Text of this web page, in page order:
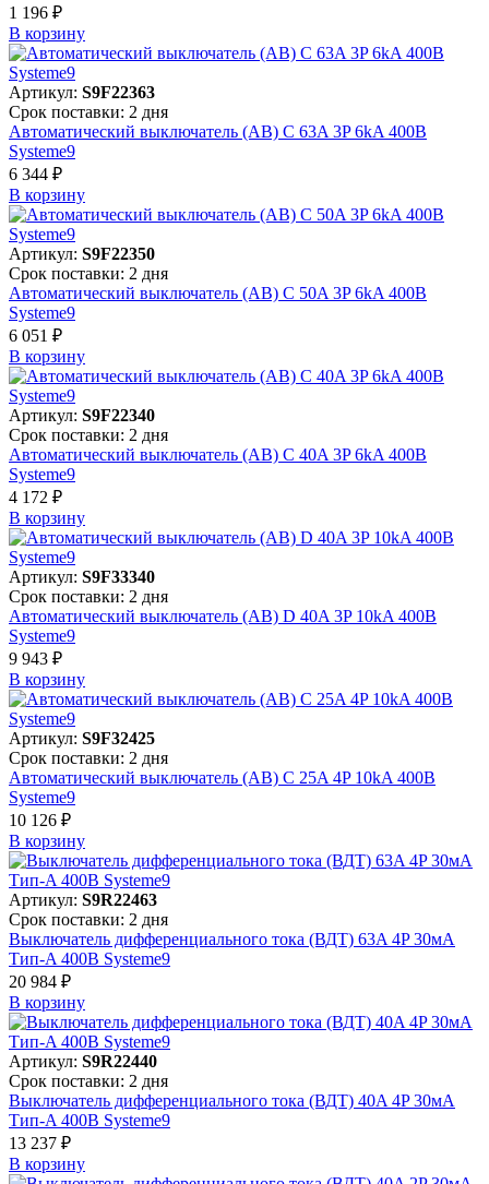
1 196 ₽
В корзинy
Артикул: S9F22363
Срок поставки: 2 дня
Автоматический выключатель (АВ) C 63A 3P 6kA 400В
Systeme9
6 344 ₽
В корзинy
Артикул: S9F22350
Срок поставки: 2 дня
Автоматический выключатель (АВ) C 50A 3P 6kA 400В
Systeme9
6 051 ₽
В корзинy
Артикул: S9F22340
Срок поставки: 2 дня
Автоматический выключатель (АВ) C 40A 3P 6kA 400В
Systeme9
4 172 ₽
В корзинy
Артикул: S9F33340
Срок поставки: 2 дня
Автоматический выключатель (АВ) D 40A 3P 10kA 400В
Systeme9
9 943 ₽
В корзинy
Артикул: S9F32425
Срок поставки: 2 дня
Автоматический выключатель (АВ) C 25A 4P 10kA 400В
Systeme9
10 126 ₽
В корзинy
Артикул: S9R22463
Срок поставки: 2 дня
Выключатель дифференциального тока (ВДТ) 63A 4P 30мА
Тип-A 400В Systeme9
20 984 ₽
В корзинy
Артикул: S9R22440
Срок поставки: 2 дня
Выключатель дифференциального тока (ВДТ) 40A 4P 30мА
Тип-A 400В Systeme9
13 237 ₽
В корзинy